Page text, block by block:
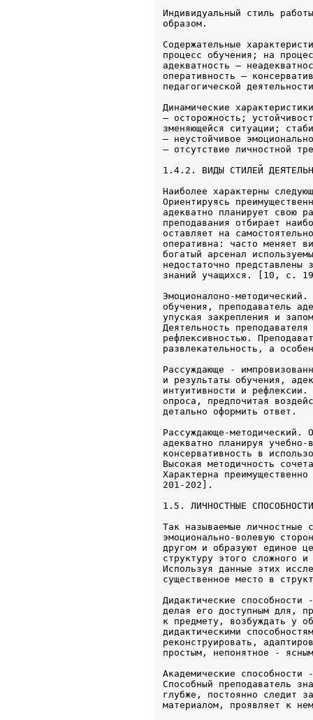
Индивидуальный стиль
образом.
Содержательные
процесс обучения; на
адекватность –
оперативность –
педагогической
Динамические
– осторожность;
зменяющейся ситуации;
– неустойчивое
1.4.2. ВИДЫ СТИЛЕЙ
Наиболее характерны
Ориентируясь
адекватно планирует свою
преподавания отбирает
оставляет на
оперативна: часто меняет
богатый арсенал
недостаточно представлены
знаний учащихся. [10, с.
Эмоционалоно-
обучения, преподаватель
упуская закрепления и
Деятельность
рефлексивностью.
развлекательность, а
Рассуждающе -
и результаты обучения,
интуитивности и
опроса, предпочитая
детально оформить ответ.
Рассуждающе-методический.
адекватно планируя учебно-
консервативность в
Высокая методичность
Характерна
1.5. ЛИЧНОСТНЫЕ
Так называемые личностные
эмоционально-волевую
другом и образуют единое
структуру этого сложного и
Используя данные этих
существенное место в
Дидактические способности
делая его доступным для,
к предмету, возбуждать у
дидактическими
реконструировать,
простым, непонятное -
Академические
Способный преподаватель
глубже, постоянно следит
материалом, проявляет к